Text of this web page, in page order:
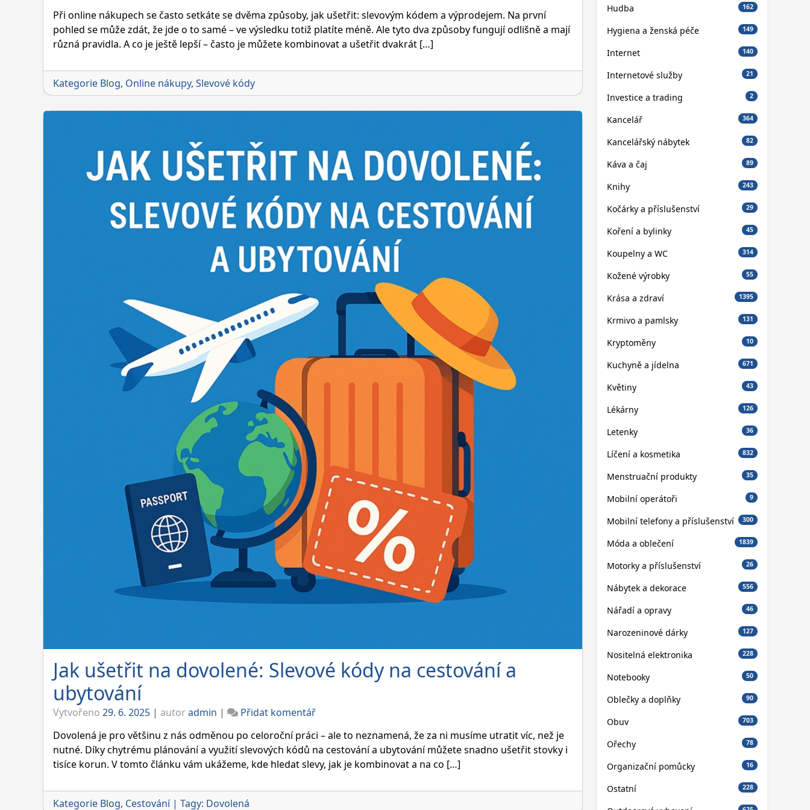
mezi
slevovým
kódem
a
–
kombinovat
Při online nákupech se často setkáte se dvěma způsoby, jak ušetřit: slevovým kódem a výprodejem. Na první
pohled se může zdát, že jde o to samé – ve výsledku totiž platíte méně. Ale tyto dva způsoby fungují odlišně a mají
různá pravidla. A co je ještě lepší – často je můžete kombinovat a ušetřit dvakrát […]
Kategorie Blog, Online nákupy, Slevové kódy
Jak ušetřit na dovolené: Slevové kódy na cestování a
ubytování
Vytvořeno 29. 6. 2025 | autoradmin | Přidat komentářon
ušetřit
na
dovolené:
Slevové
na
Dovolená je pro většinu z nás odměnou po celoroční práci – ale to neznamená, že za ni musíme utratit víc, než je
nutné. Díky chytrému plánování a využití slevových kódů na cestování a ubytování můžete snadno ušetřit stovky i
tisíce korun. V tomto článku vám ukážeme, kde hledat slevy, jak je kombinovat a na co […]
Kategorie Blog, Cestování| Tagy: Dovolená
Hudba 162
Hygiena a ženská péče 149
Internet 140
Internetové služby 21
Investice a trading 2
Kancelář 364
Kancelářský nábytek 82
Káva a čaj 89
Knihy 243
Kočárky a příslušenství 29
Koření a bylinky 45
Koupelny a WC 314
Kožené výrobky 55
Krása a zdraví 1395
Krmivo a pamlsky 131
Kryptoměny 10
Kuchyně a jídelna 671
Květiny 43
Lékárny 126
Letenky 36
Líčení a kosmetika 832
Menstruační produkty 35
Mobilní operátoři 9
Mobilní telefony a příslušenství 300
Móda a oblečení 1839
Motorky a příslušenství 26
Nábytek a dekorace 556
Nářadí a opravy 46
Narozeninové dárky 127
Nositelná elektronika 228
Notebooky 50
Oblečky a doplňky 90
Obuv 703
Ořechy 78
Organizační pomůcky 16
Ostatní 228